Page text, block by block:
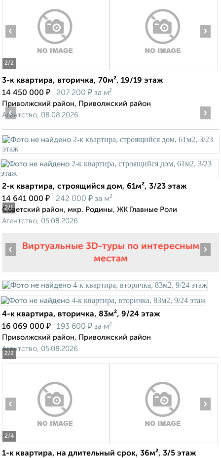
2/2
‹ ›
3-к квартира, вторичка, 70м², 19/19 этаж
14 450 000 ₽ 207 200 ₽ за м²
Приволжский район, Приволжский район
Агентство, 08.08.2026
2/1
‹ ›
2-к квартира, строящийся дом, 61м², 3/23 этаж
14 641 000 ₽ 242 000 ₽ за м²
Советский район, мкр. Родины, ЖК Главные Роли
Агентство, 05.08.2026
Виртуальные 3D-туры по интересным
местам
2/2
‹ ›
4-к квартира, вторичка, 83м², 9/24 этаж
16 069 000 ₽ 193 600 ₽ за м²
Приволжский район, Приволжский район
Агентство, 05.08.2026
2/4
‹ ›
1-к квартира, на длительный срок, 36м², 3/5 этаж